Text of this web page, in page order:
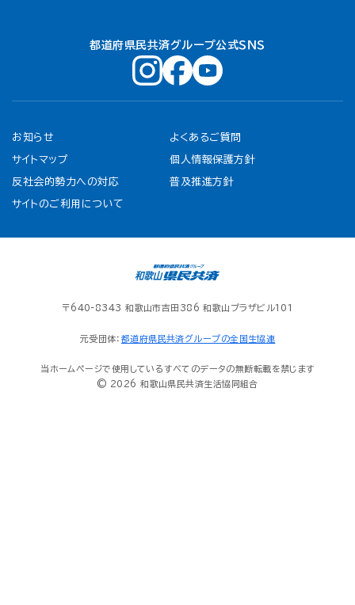
都道府県民共済グループ公式ＳＮＳ
お知らせ よくあるご質問
サイトマップ 個人情報保護方針
反社会的勢力への対応 普及推進方針
サイトのご利用について
〒640-8343 和歌山市吉田386 和歌山プラザビル101
元受団体： 都道府県民共済グループの全国生協連
当ホームページで使用しているすべてのデータの無断転載を禁じます
© 2026 和歌山県民共済生活協同組合